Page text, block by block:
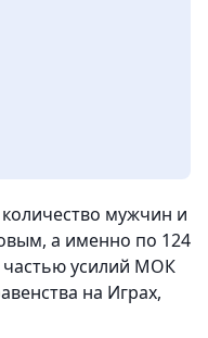
мужчин и
а именно по 124
частью усилий МОК
на Играх,